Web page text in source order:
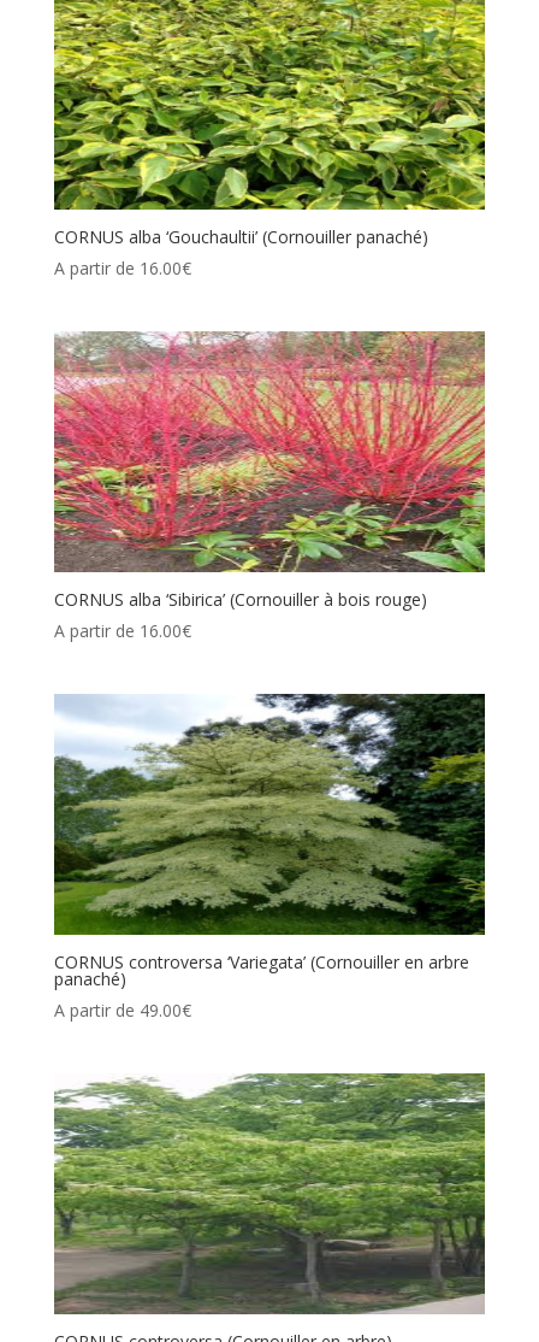
CORNUS alba ‘Gouchaultii’ (Cornouiller panaché)
A partir de 16.00€
CORNUS alba ‘Sibirica’ (Cornouiller à bois rouge)
A partir de 16.00€
CORNUS controversa ‘Variegata’ (Cornouiller en arbre
panaché)
A partir de 49.00€